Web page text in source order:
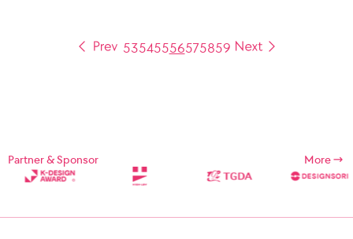
53545556575859
Partner & Sponsor More